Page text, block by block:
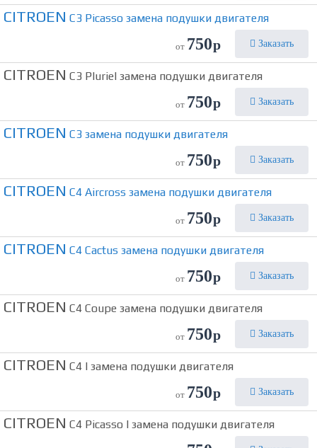
CITROEN C3 Picasso замена подушки двигателя
от 750р Заказать
CITROEN C3 Pluriel замена подушки двигателя
от 750р Заказать
CITROEN C3 замена подушки двигателя
от 750р Заказать
CITROEN C4 Aircross замена подушки двигателя
от 750р Заказать
CITROEN C4 Cactus замена подушки двигателя
от 750р Заказать
CITROEN C4 Coupe замена подушки двигателя
от 750р Заказать
CITROEN C4 I замена подушки двигателя
от 750р Заказать
CITROEN C4 Picasso I замена подушки двигателя